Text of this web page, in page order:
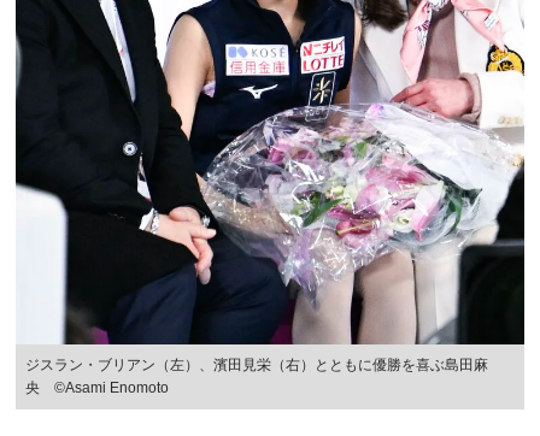
ジスラン・ブリアン（左）、濱田見栄（右）とともに優勝を喜ぶ島田麻
央 ©︎Asami Enomoto